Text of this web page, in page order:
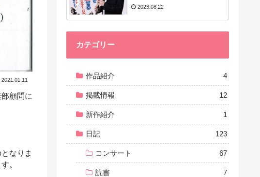
2021.01.11
顧問に
なりま
。
2023.08.22
カテゴリー
作品紹介 4
掲載情報 12
新作紹介 1
日記 123
コンサート 67
読書 7